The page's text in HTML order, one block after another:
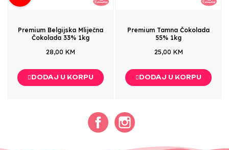
Premium Belgijska Mliječna
Čokolada 33% 1kg
28,00 KM
DODAJ U KORPU
Premium Tamna Čokolada
55% 1kg
25,00 KM
DODAJ U KORPU
Facebook